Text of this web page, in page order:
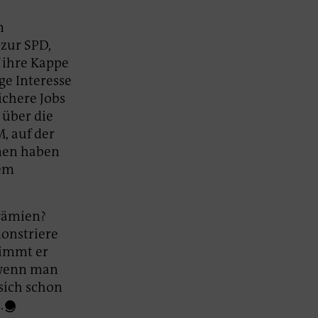
SPD,
Kappe
Interesse
Jobs
die
auf der
haben
er
man
schon